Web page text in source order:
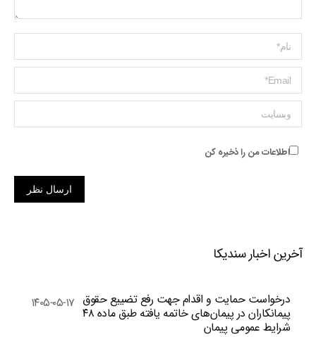
Name *
ایمیل *
وبسایت
اطلاعات من را ذخیره کن
ارسال نظر
آخرین اخبار سندیکا
درخواست حمایت و اقدام جهت رفع تضییع حقوق
پیمانکاران در پیمان‌های خاتمه یافته طبق ماده ۴۸
شرایط عمومی پیمان
۱۴۰۵-۰۵-۱۷